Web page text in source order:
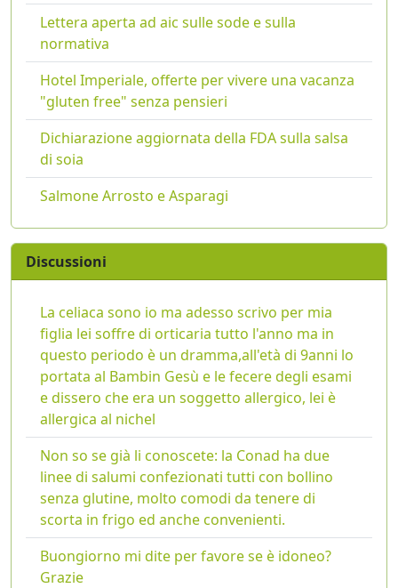
Lettera aperta ad aic sulle sode e sulla
normativa
Hotel Imperiale, offerte per vivere una vacanza
"gluten free" senza pensieri
Dichiarazione aggiornata della FDA sulla salsa
di soia
Salmone Arrosto e Asparagi
Discussioni
La celiaca sono io ma adesso scrivo per mia
figlia lei soffre di orticaria tutto l'anno ma in
questo periodo è un dramma,all'età di 9anni lo
portata al Bambin Gesù e le fecere degli esami
e dissero che era un soggetto allergico, lei è
allergica al nichel
Non so se già li conoscete: la Conad ha due
linee di salumi confezionati tutti con bollino
senza glutine, molto comodi da tenere di
scorta in frigo ed anche convenienti.
Buongiorno mi dite per favore se è idoneo?
Grazie